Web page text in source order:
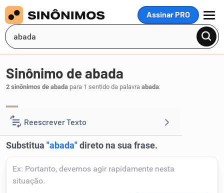
Assinar PRO
MENU
Reescrever Texto
Resumir Texto
Corrigir Texto
Sinônimo de abada
2 sinônimos de abada para 1 sentido da palavra abada: